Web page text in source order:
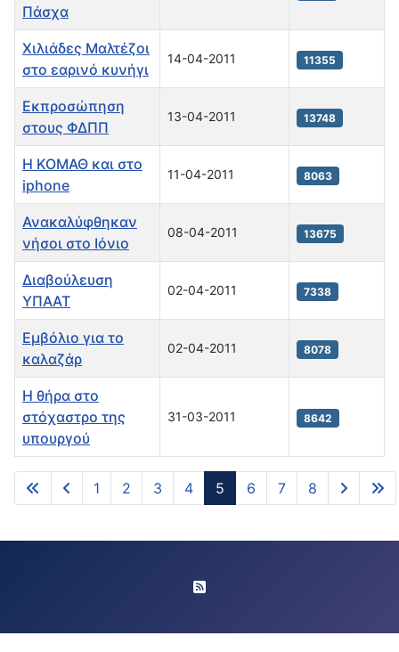
Πάσχα
Χιλιάδες Μαλτέζοι
στο εαρινό κυνήγι
14-04-2011 11355
Εκπροσώπηση
στους ΦΔΠΠ
13-04-2011 13748
Η ΚΟΜΑΘ και στο
iphone
11-04-2011 8063
Ανακαλύφθηκαν
νήσοι στο Ιόνιο
08-04-2011 13675
Διαβούλευση
ΥΠΑΑΤ
02-04-2011 7338
Eμβόλιο για το
καλαζάρ
02-04-2011 8078
Η θήρα στο
στόχαστρο της
υπουργού
31-03-2011 8642
Σελίδα 5 από 8
1 2 3 4 5 6 7 8